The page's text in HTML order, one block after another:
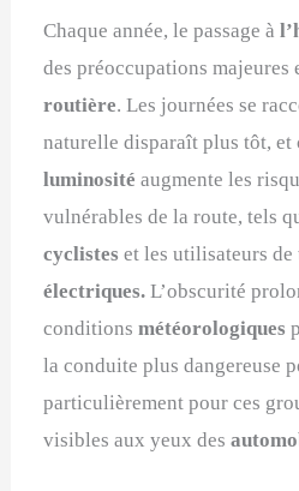
Chaque année, le passage à
des préoccupations majeures
routière. Les journées se
naturelle disparaît plus tôt, et
luminositéaugmente les
vulnérables de la route, tels
cyclisteset les utilisateurs de
électriques. L’obscurité
conditionsmétéorologiques
la conduite plus dangereuse
particulièrement pour ces
visibles aux yeux des